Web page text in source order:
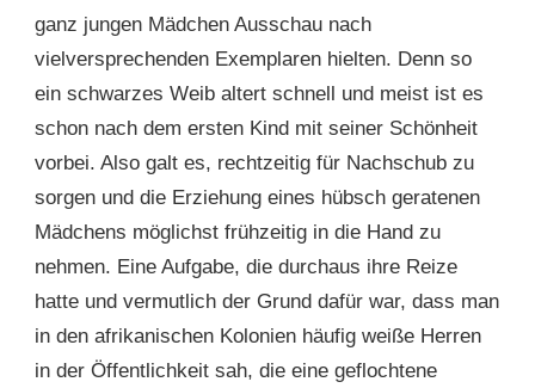
ganz jungen Mädchen Ausschau nach
vielversprechenden Exemplaren hielten. Denn so
ein schwarzes Weib altert schnell und meist ist es
schon nach dem ersten Kind mit seiner Schönheit
vorbei. Also galt es, rechtzeitig für Nachschub zu
sorgen und die Erziehung eines hübsch geratenen
Mädchens möglichst frühzeitig in die Hand zu
nehmen. Eine Aufgabe, die durchaus ihre Reize
hatte und vermutlich der Grund dafür war, dass man
in den afrikanischen Kolonien häufig weiße Herren
in der Öffentlichkeit sah, die eine geflochtene